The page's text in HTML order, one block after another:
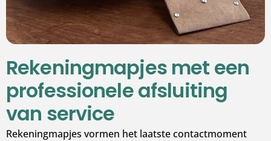
Rekeningmapjes met een
professionele afsluiting
van service
Rekeningmapjes vormen het laatste contactmoment